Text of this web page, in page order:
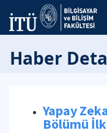
Haber
Yapay
Bölümü İlk